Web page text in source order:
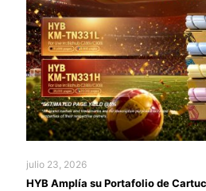
julio 23, 2026
HYB Amplía su Portafolio de